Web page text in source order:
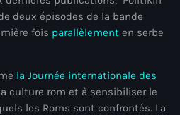
deux épisodes de la bande
fois parallèlement en serbe
la Journée internationale des
culture rom et à sensibiliser le
les Roms sont confrontés. La